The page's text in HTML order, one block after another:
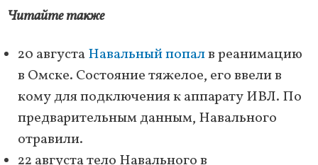
Читайте также
20 августаНавальный попалв реанимацию
в Омске. Состояние тяжелое, его ввели в
кому для подключения к аппарату ИВЛ. По
предварительным данным, Навального
отравили.
22 августа тело Навального в